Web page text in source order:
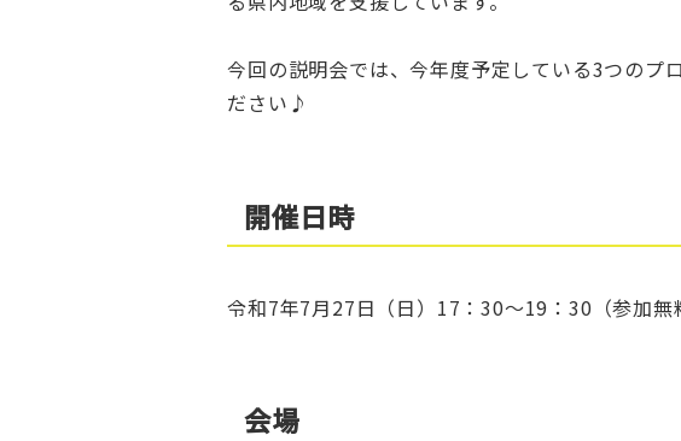
今回の説明会では、今年度予定している3つのプ
ださい♪
開催日時
令和7年7月27日（日）17：30～19：30（参加無
会場